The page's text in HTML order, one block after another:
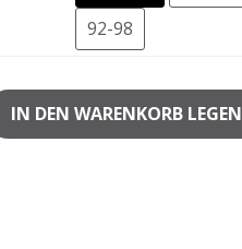
92-98
IN DEN WARENKORB LEGEN